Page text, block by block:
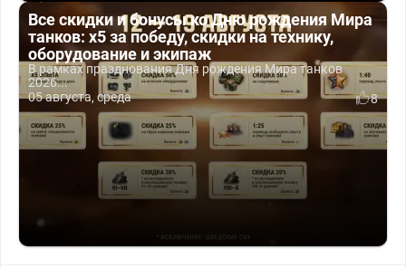
Все скидки и бонусы ко Дню рождения Мира
танков: x5 за победу, скидки на технику,
оборудование и экипаж
В рамках празднования Дня рождения Мира танков
2026...
05 августа, среда
8